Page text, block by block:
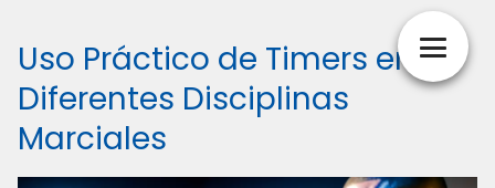
Uso Práctico de Timers en
Diferentes Disciplinas
Marciales